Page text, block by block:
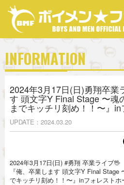
INFORMATION
2024年3月17日(日)勇翔卒業
す 頭文字Y Final Stage 〜魂
までキッチリ刻め！！〜』
UPDATE 2024.03.20
2024年3月17日(日) #勇翔 卒業ライブ🖖
『俺、卒業します 頭文字Y Final Stage
でキッチリ刻め！！〜』inフォレストホ